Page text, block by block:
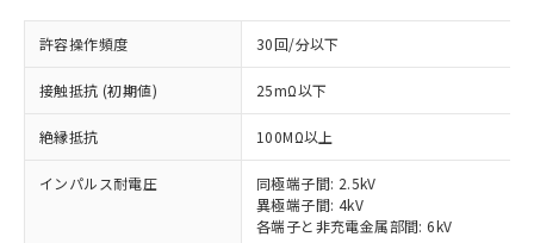
許容操作頻度 30回/分以下
接触抵抗 (初期値) 25mΩ以下
絶縁抵抗 100MΩ以上
インパルス耐電圧
同極端子間: 2.5kV
異極端子間: 4kV
各端子と非充電金属部間: 6kV
ご利用条件
※1 対応状況
対応済み：EU RoHS指令（10物質）の
非含有に対応した製品が提供可能な商品で
す。
対応予定：EU RoHS指令（10物質）の非含
有に対応した製品に切り替える予定のある